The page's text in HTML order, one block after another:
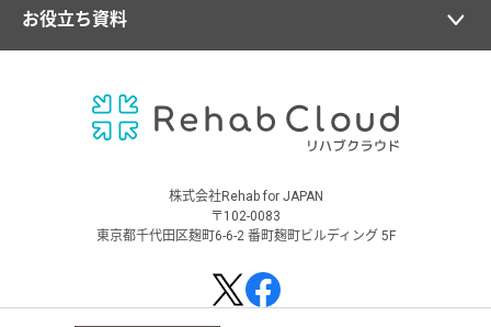
お役立ち資料
株式会社Rehab for JAPAN
〒102-0083
東京都千代田区麹町6-6-2 番町麹町ビルディング 5F